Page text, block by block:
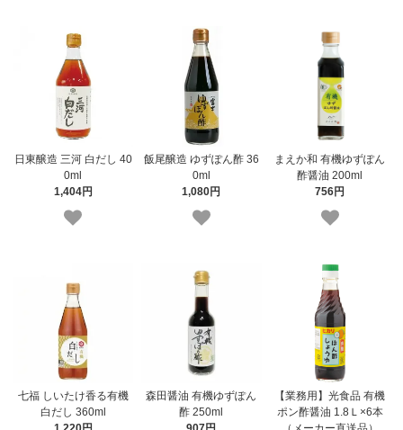
日東醸造 三河 白だし 40
0ml
1,404円
飯尾醸造 ゆずぽん酢 36
0ml
1,080円
まえか和 有機ゆずぽん
酢醤油 200ml
756円
七福 しいたけ香る有機
白だし 360ml
森田醤油 有機ゆずぽん
酢 250ml
【業務用】光食品 有機
ポン酢醤油 1.8Ｌ×6本